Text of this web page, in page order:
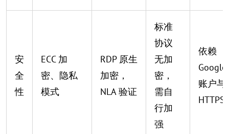
安
全
性
ECC 加
密、隐私
模式
RDP 原生
加密，
NLA 验证
标准
协议
无加
密，
需自
行加
强
依赖
Google
账户与
HTTPS